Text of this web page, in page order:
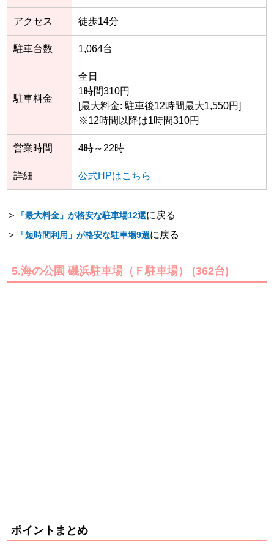
アクセス 徒歩14分
駐車台数 1,064台
駐車料金
全日
1時間310円
[最大料金: 駐車後12時間最大1,550円]
※12時間以降は1時間310円
営業時間 4時～22時
詳細 公式HPはこちら
＞ 「最大料金」が格安な駐車場12選に戻る
＞
「短時間利用」が格安な駐車場9選に戻る
5.海の公園 磯浜駐車場（Ｆ駐車場） (362台)
ポイントまとめ